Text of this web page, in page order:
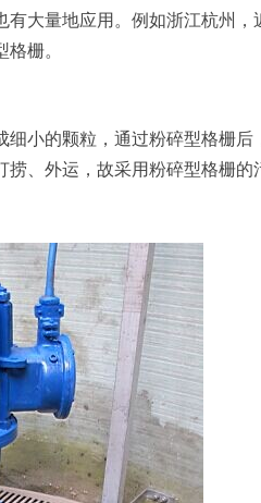
大量地应用。例如浙江杭州，
栅。
小的颗粒，通过粉碎型格栅后
、外运，故采用粉碎型格栅的